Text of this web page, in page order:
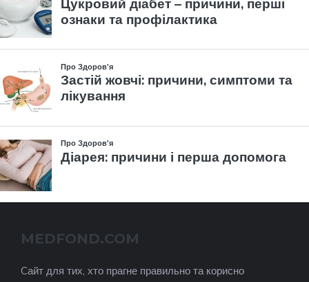
MEDFOND.COM
Cайт для тих, хто прагне правильно та корисно